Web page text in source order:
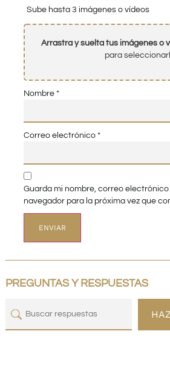
Sube hasta 3 imágenes o vídeos
Arrastra y suelta tus imágenes o
para
Nombre *
Correo electrónico *
Guarda mi nombre, correo electrónico
navegador para la próxima vez que
PREGUNTAS Y RESPUESTAS